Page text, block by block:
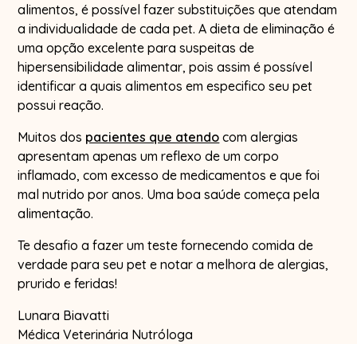
alimentos, é possível fazer substituições que atendam
a individualidade de cada pet. A dieta de eliminação é
uma opção excelente para suspeitas de
hipersensibilidade alimentar, pois assim é possível
identificar a quais alimentos em especifico seu pet
possui reação.
Muitos dos pacientes que atendo com alergias
apresentam apenas um reflexo de um corpo
inflamado, com excesso de medicamentos e que foi
mal nutrido por anos. Uma boa saúde começa pela
alimentação.
Te desafio a fazer um teste fornecendo comida de
verdade para seu pet e notar a melhora de alergias,
prurido e feridas!
Lunara Biavatti
Médica Veterinária Nutróloga